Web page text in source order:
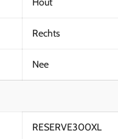
Rechts
Nee
RESERVE300XL